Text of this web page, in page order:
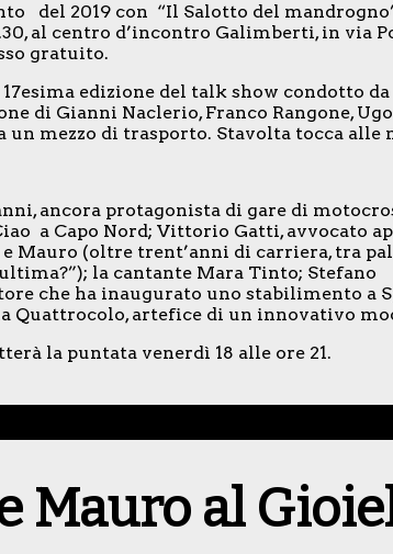
del 2019 con “Il Salotto del
al centro d’incontro Galimberti, in via
gratuito.
edizione del talk show condotto
di Gianni Naclerio, Franco Rangone,
un mezzo di trasporto. Stavolta tocca alle
ancora protagonista di gare di
a Capo Nord; Vittorio Gatti, avvocato
Mauro (oltre trent’anni di carriera, tra
la cantante Mara Tinto; Stefano
che ha inaugurato uno stabilimento a
Quattrocolo, artefice di un innovativo
la puntata venerdì 18 alle ore 21.
Mauro al